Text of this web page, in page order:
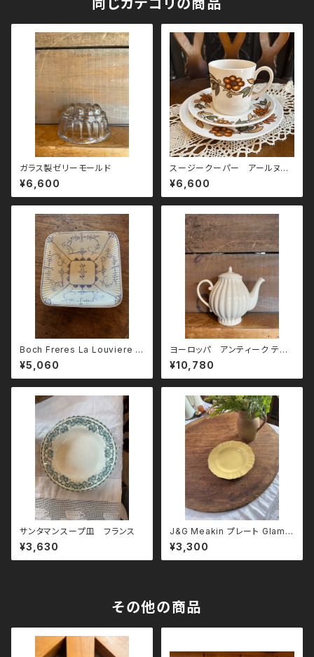
同じカテゴリの商品
ガラス製ゼリーモールド
¥6,600
スージークーパー アールヌー
ボー トリオ
¥6,600
Boch Freres La Louviere ス
クエア深皿
¥5,060
ヨーロッパ アンティーク ティ
ーポット
¥10,780
サンタマンスープ皿 フランス
¥3,630
J&G Meakin プレート Glamo
ur Sunflower
¥3,300
その他の商品